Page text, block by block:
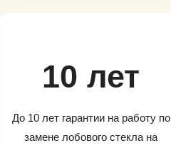
10 лет
До 10 лет гарантии на работу по
замене лобового стекла на